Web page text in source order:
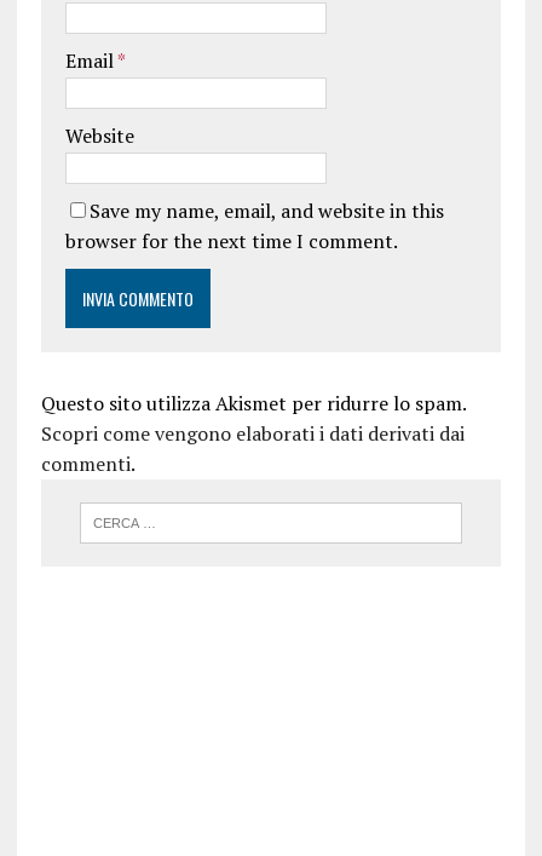
Email*
Website
Save my name, email, and website in this
browser for the next time I comment.
Questo sito utilizza Akismet per ridurre lo spam.
Scopri come vengono elaborati i dati derivati dai
commenti.